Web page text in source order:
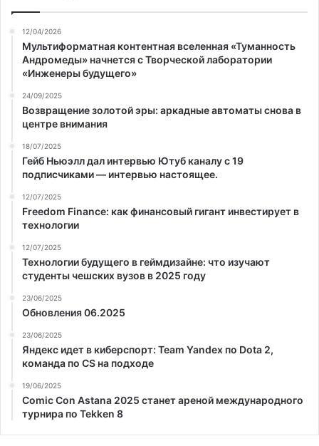
12/04/2026
Мультиформатная контентная вселенная «Туманность
Андромеды» начнется с Творческой лаборатории
«Инженеры будущего»
24/09/2025
Возвращение золотой эры: аркадные автоматы снова в
центре внимания
18/07/2025
Гейб Ньюэлл дал интервью Ютуб каналу с 19
подписчиками — интервью настоящее.
12/07/2025
Freedom Finance: как финансовый гигант инвестирует в
технологии
12/07/2025
Технологии будущего в геймдизайне: что изучают
студенты чешских вузов в 2025 году
23/06/2025
Обновления 06.2025
23/06/2025
Яндекс идет в киберспорт: Team Yandex по Dota 2,
команда по CS на подходе
19/06/2025
Comic Con Astana 2025 станет ареной международного
турнира по Tekken 8